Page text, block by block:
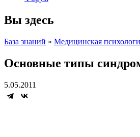
Вы здесь
База знаний » Медицинская
Основные типы
5.05.2011